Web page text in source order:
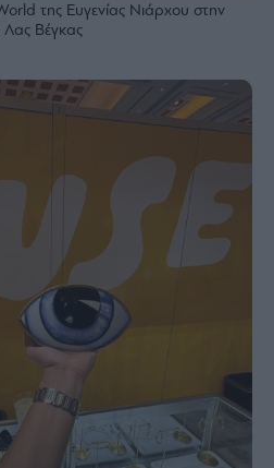
της Ευγενίας Νιάρχου στην
Λας Βέγκας